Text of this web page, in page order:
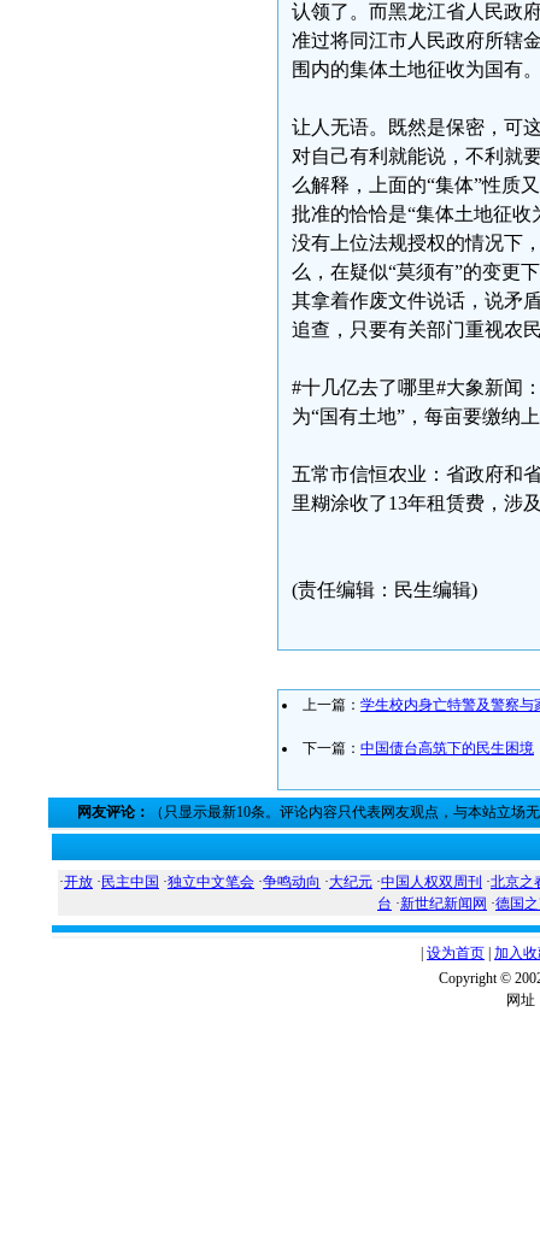
认领了。而黑龙江省人民政
准过将同江市人民政府所辖
围内的集体土地征收为国有
让人无语。既然是保密，可
对自己有利就能说，不利就
么解释，上面的“集体”性质
批准的恰恰是“集体土地征
没有上位法规授权的情况下
么，在疑似“莫须有”的变更
其拿着作废文件说话，说矛
追查，只要有关部门重视农
#十几亿去了哪里#大象新闻
为“国有土地”，每亩要缴纳
五常市信恒农业：省政府和
里糊涂收了13年租赁费，
(责任编辑：民生编辑)
上一篇： 学生校内身亡特警及警察与
下一篇： 中国债台高筑下的民生困境
网友评论： （只显示最新10条。评论内容只代表网友观点，与本站立场
·开放 · 民主中国 ·独立中文笔会 ·争鸣动向 ·大纪元 ·中国人权双周刊 ·北京之
台 ·新世纪新闻网 ·德国
设为首页 加入
Copyright ©
网址